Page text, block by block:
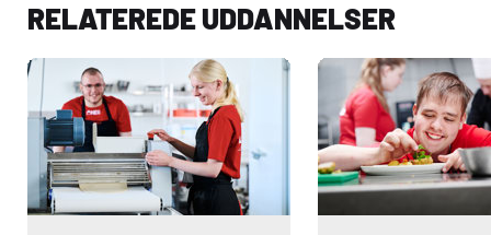
RELATEREDE UDDANNELSER